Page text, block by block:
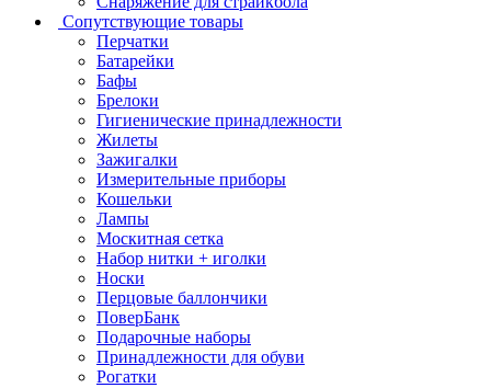
Сопутствующие товары
Перчатки
Батарейки
Бафы
Брелоки
Гигиенические принадлежности
Жилеты
Зажигалки
Измерительные приборы
Кошельки
Лампы
Москитная сетка
Набор нитки + иголки
Носки
Перцовые баллончики
ПоверБанк
Подарочные наборы
Принадлежности для обуви
Рогатки